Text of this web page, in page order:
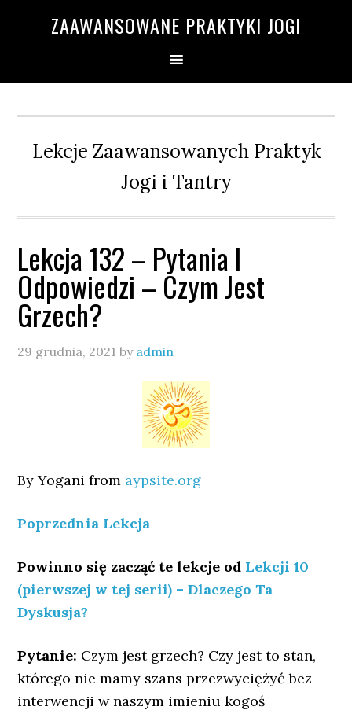
ZAAWANSOWANE PRAKTYKI JOGI
Lekcje Zaawansowanych Praktyk
Jogi i Tantry
Lekcja 132 – Pytania I
Odpowiedzi – Czym Jest
Grzech?
29 grudnia, 2021 by admin
By Yogani from aypsite.org
Poprzednia Lekcja
Powinno się zacząć te lekcje od Lekcji 10
(pierwszej w tej serii) – Dlaczego Ta
Dyskusja?
Pytanie: Czym jest grzech? Czy jest to stan,
którego nie mamy szans przezwyciężyć bez
interwencji w naszym imieniu kogoś